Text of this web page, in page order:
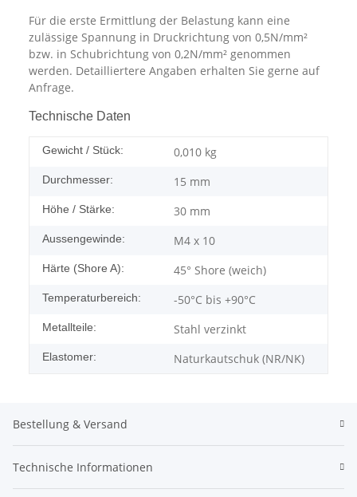
Für die erste Ermittlung der Belastung kann eine
zulässige Spannung in Druckrichtung von 0,5N/mm²
bzw. in Schubrichtung von 0,2N/mm² genommen
werden. Detailliertere Angaben erhalten Sie gerne auf
Anfrage.
Technische Daten
Gewicht / Stück: 0,010 kg
Durchmesser: 15 mm
Höhe / Stärke: 30 mm
Aussengewinde: M4 x 10
Härte (Shore A): 45° Shore (weich)
Temperaturbereich: -50°C bis +90°C
Metallteile: Stahl verzinkt
Elastomer: Naturkautschuk (NR/NK)
Bestellung & Versand
Technische Informationen